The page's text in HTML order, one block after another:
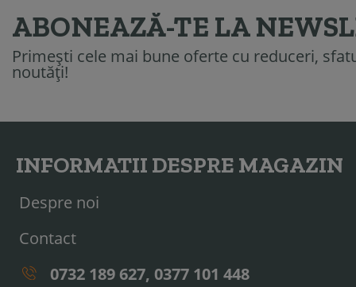
ABONEAZĂ-TE LA
Primești cele mai bune oferte cu reduceri,
noutăți!
INFORMATII DESPRE MAGAZIN
Despre noi
Contact
0732 189 627, 0377 101 448